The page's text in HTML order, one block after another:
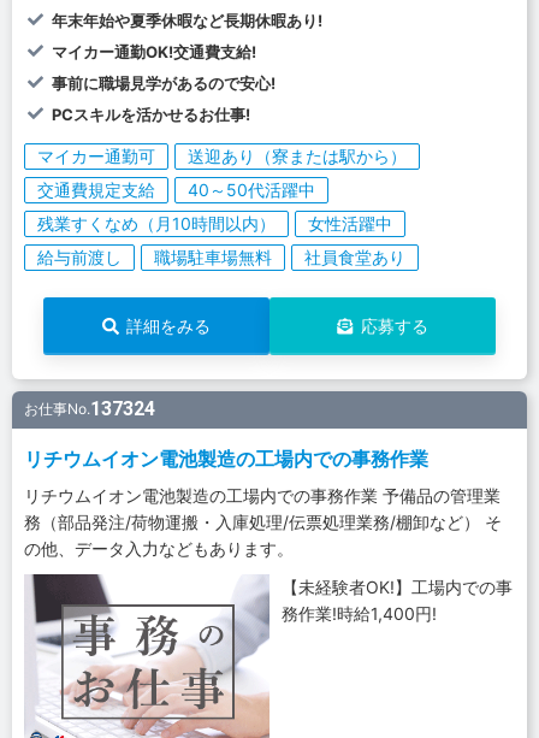
年末年始や夏季休暇など長期休暇あり!
マイカー通勤OK!交通費支給!
事前に職場見学があるので安心!
PCスキルを活かせるお仕事!
マイカー通勤可
送迎あり（寮または駅から）
交通費規定支給
40～50代活躍中
残業すくなめ（月10時間以内）
女性活躍中
給与前渡し
職場駐車場無料 社員食堂あり
詳細をみる 応募する
お仕事No.137324
リチウムイオン電池製造の工場内での事務作業
リチウムイオン電池製造の工場内での事務作業 予備品の管理業
務（部品発注/荷物運搬・入庫処理/伝票処理業務/棚卸など） そ
の他、データ入力などもあります。
【未経験者OK!】工場内での事
務作業!時給1,400円!